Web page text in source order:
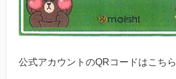
公式アカウントのQRコードはこちら